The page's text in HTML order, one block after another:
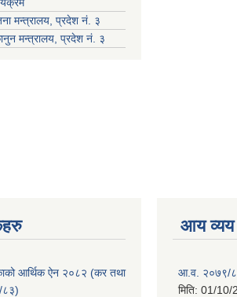
मन्त्रालय, प्रदेश नं. ३
मन्त्रालय, प्रदेश नं. ३
आर्थिक ऐन २०८२ (कर तथा
आय व्यय
आ.व. २०७९/
मिति: 01/10/